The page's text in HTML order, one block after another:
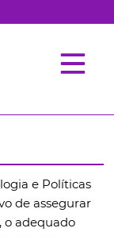
e Políticas
de assegurar
o adequado